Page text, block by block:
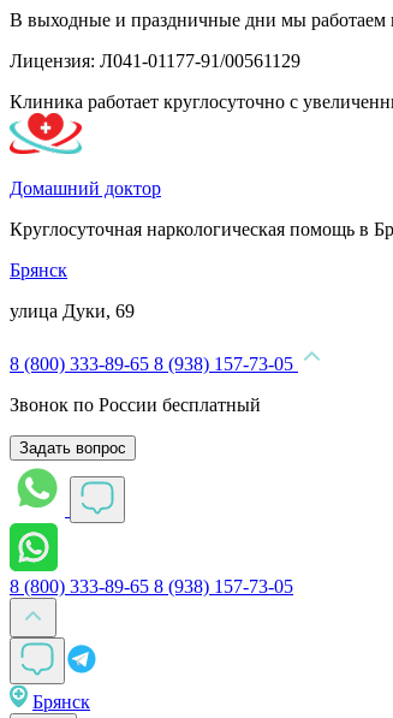
В выходные и праздничные дни мы работаем
Лицензия: Л041-01177-91/00561129
Клиника работает круглосуточно с
Домашний доктор
Круглосуточная наркологическая помощь в
Брянск
улица Дуки, 69
8 (800) 333-89-65 8 (938) 157-73-05
Звонок по России бесплатный
Задать вопрос
8 (800) 333-89-65 8 (938) 157-73-05
Брянск